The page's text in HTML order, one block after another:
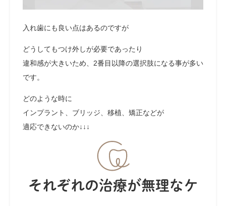
入れ歯にも良い点はあるのですが
どうしてもつけ外しが必要であったり
違和感が大きいため、2番目以降の選択肢になる事が多い
です。
どのような時に
インプラント、ブリッジ、移植、矯正などが
適応できないのか↓↓↓
それぞれの治療が無理なケ